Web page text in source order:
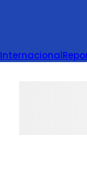
Internacional